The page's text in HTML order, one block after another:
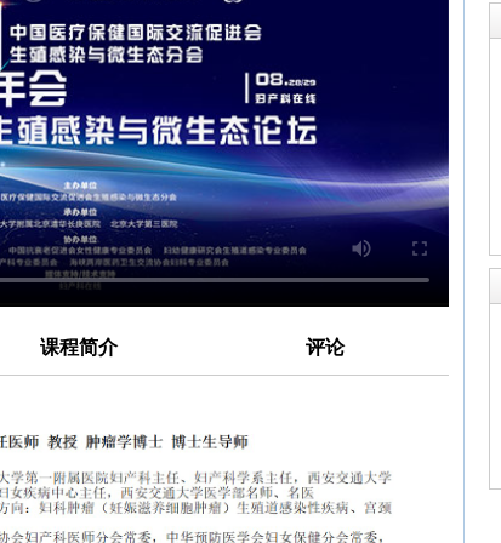
课程简介 评论